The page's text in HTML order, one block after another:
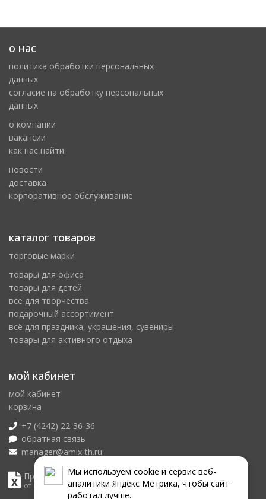
Мы используем сookie и сервис веб-
аналитики Яндекс Метрика, чтобы сайт
работал лучше.
о нас
политика обработки персональных
данных
cогласие на обработку персональных
данных
о компании
вакансии
как нас найти
новости
доставка
корпоративное обслуживание
каталог товаров
торговые марки
товары для офиса
товары для детей
всё для творчества
подарочный ассортимент
всё для праздника, украшения, сувениры
товары для активного отдыха
мой кабинет
мой кабинет
корзина
+7 (4242) 22-36-36
обратная связь
manager@amix-th.ru
Прайс лист
от 08.08.2026